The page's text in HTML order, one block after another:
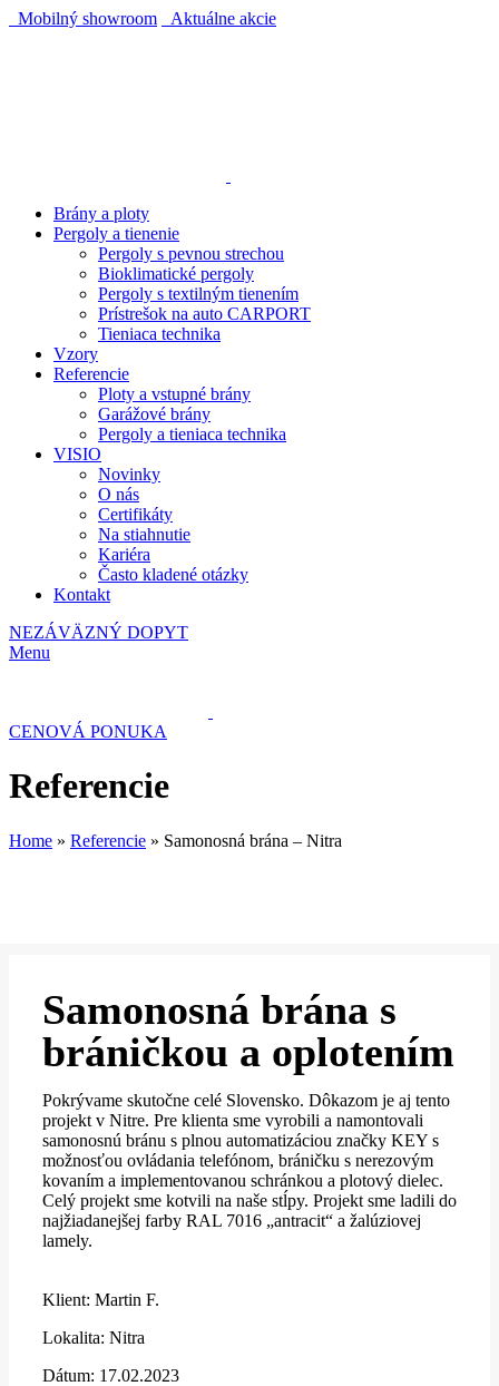
Mobilný showroom
Aktuálne akcie
Brány a ploty
Pergoly a tienenie
Pergoly s pevnou strechou
Bioklimatické pergoly
Pergoly s textilným tienením
Prístrešok na auto CARPORT
Tieniaca technika
Vzory
Referencie
Ploty a vstupné brány
Garážové brány
Pergoly a tieniaca technika
VISIO
Novinky
O nás
Certifikáty
Na stiahnutie
Kariéra
Často kladené otázky
Kontakt
NEZÁVÄZNÝ DOPYT
Menu
CENOVÁ PONUKA
Referencie
Home » Referencie » Samonosná brána – Nitra
Samonosná brána s
bráničkou a oplotením
Pokrývame skutočne celé Slovensko. Dôkazom je aj tento
projekt v Nitre. Pre klienta sme vyrobili a namontovali
samonosnú bránu s plnou automatizáciou značky KEY s
možnosťou ovládania telefónom, bráničku s nerezovým
kovaním a implementovanou schránkou a plotový dielec.
Celý projekt sme kotvili na naše stĺpy. Projekt sme ladili do
najžiadanejšej farby RAL 7016 „antracit“ a žalúziovej
lamely.
Klient: Martin F.
Lokalita: Nitra
Dátum: 17.02.2023